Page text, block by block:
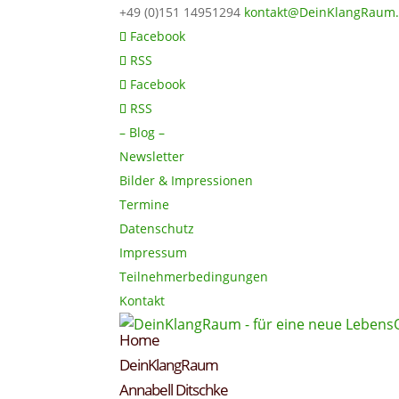
+49 (0)151 14951294
Facebook
RSS
Facebook
RSS
– Blog –
Newsletter
Bilder & Impressionen
Termine
Datenschutz
Impressum
Teilnehmerbedingungen
Kontakt
Home
DeinKlangRaum
Annabell Ditschke